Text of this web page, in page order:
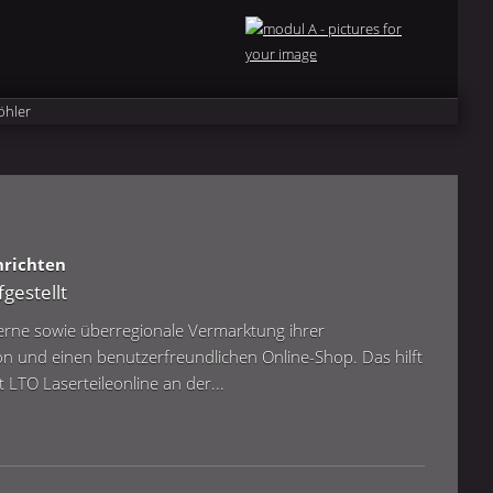
sowie überregionale Vermarktung ihrer
und einen benutzerfreundlichen Online-Shop. Das hilft
Laserteileonline an der...